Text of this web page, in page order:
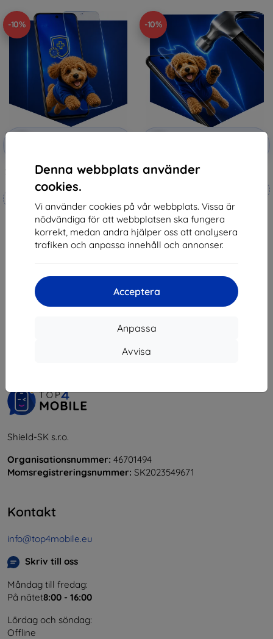
Denna webbplats använder
cookies.
Vi använder cookies på vår webbplats. Vissa är
nödvändiga för att webbplatsen ska fungera
korrekt, medan andra hjälper oss att analysera
trafiken och anpassa innehåll och annonser.
Acceptera
Anpassa
Avvisa
-10%
Rabatt
3mk Silverprotection+ protective
film
237 kr
213 kr
I lager > 5 st
-10%
Rabatt
3mk Hammer protective film
248 kr
223 kr
I lager 4 st
Shield-SK s.r.o.
Organisationsnummer: 46701494
Momsregistreringsnummer: SK2023549671
Kontakt
info@top4mobile.eu
Skriv till oss
Måndag till fredag:
På nätet8:00 - 16:00
Lördag och söndag:
Offline